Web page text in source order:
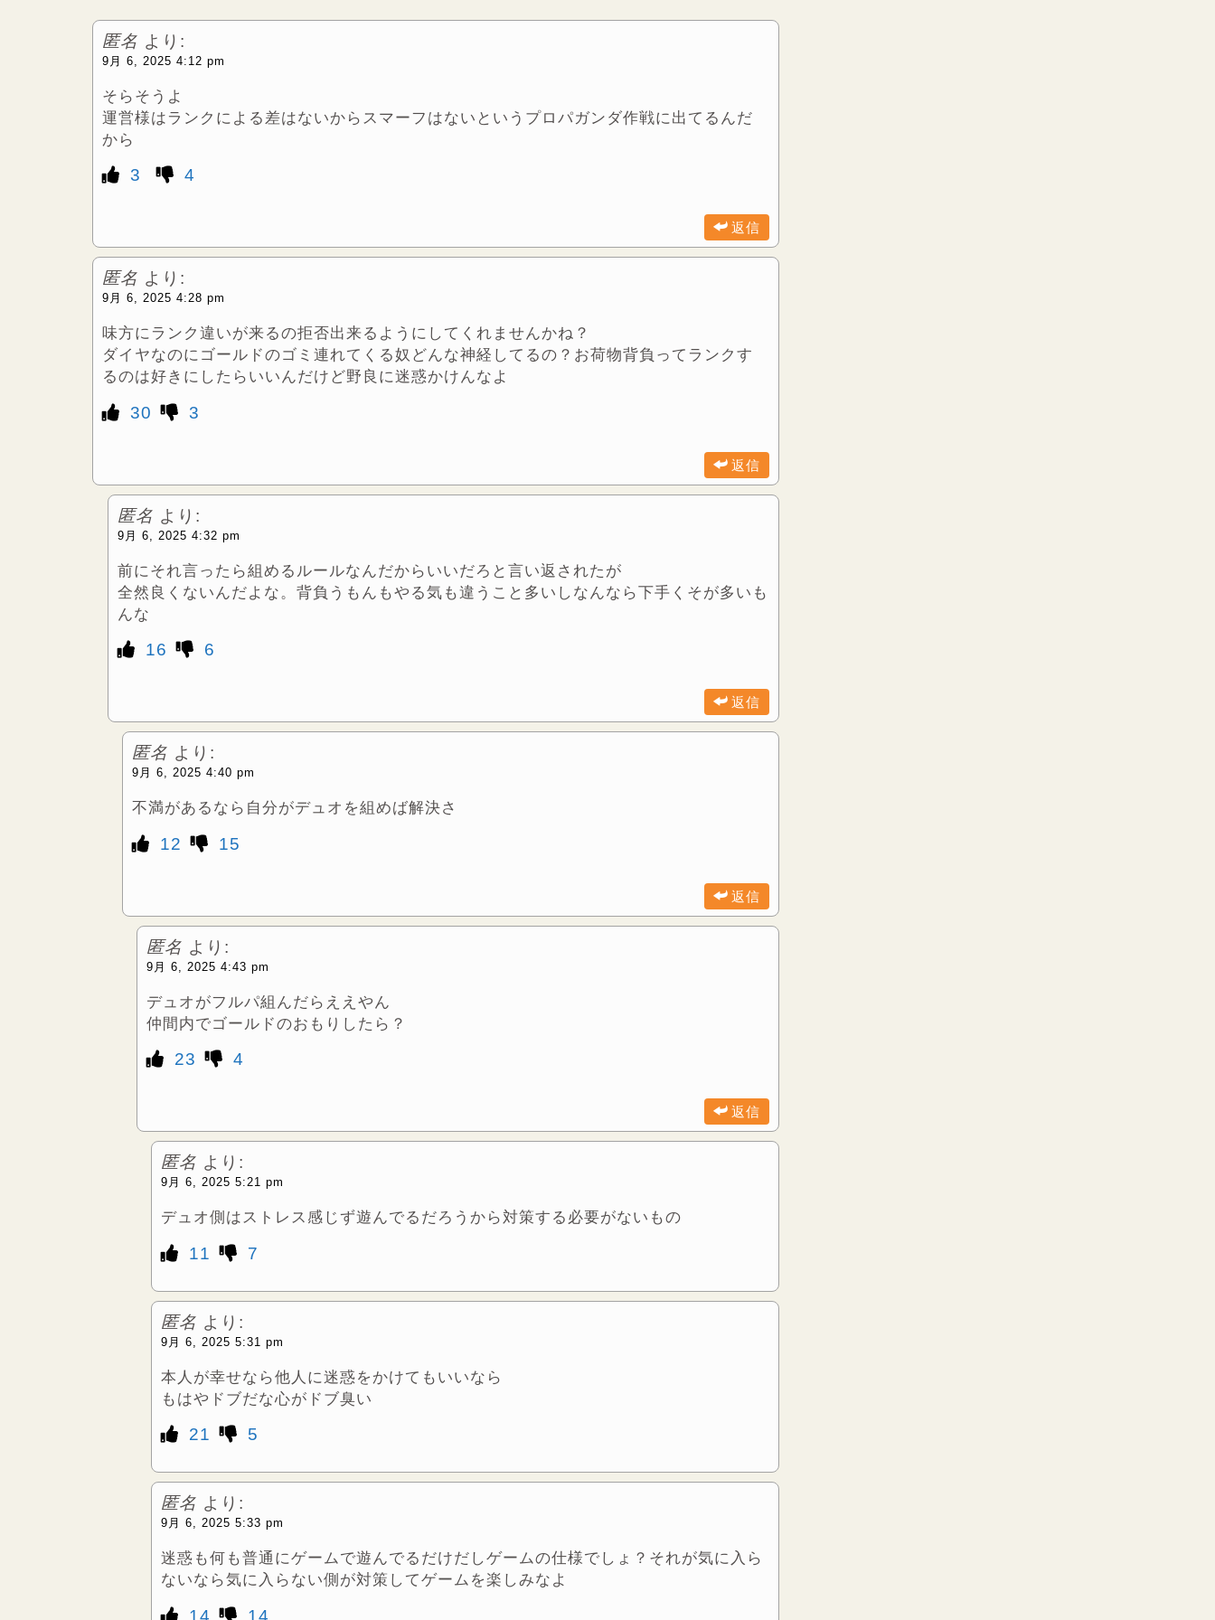
匿名 より:
9月 6, 2025 4:12 pm
そらそうよ
運営様はランクによる差はないからスマーフはないというプロパガンダ作戦に出てるんだ
から
3 4
返信
匿名 より:
9月 6, 2025 4:28 pm
味方にランク違いが来るの拒否出来るようにしてくれませんかね？
ダイヤなのにゴールドのゴミ連れてくる奴どんな神経してるの？お荷物背負ってランクす
るのは好きにしたらいいんだけど野良に迷惑かけんなよ
30 3
返信
匿名 より:
9月 6, 2025 4:32 pm
前にそれ言ったら組めるルールなんだからいいだろと言い返されたが
全然良くないんだよな。背負うもんもやる気も違うこと多いしなんなら下手くそが多いも
んな
16 6
返信
匿名 より:
9月 6, 2025 4:40 pm
不満があるなら自分がデュオを組めば解決さ
12 15
返信
匿名 より:
9月 6, 2025 4:43 pm
デュオがフルパ組んだらええやん
仲間内でゴールドのおもりしたら？
23 4
返信
匿名 より:
9月 6, 2025 5:21 pm
デュオ側はストレス感じず遊んでるだろうから対策する必要がないもの
11 7
匿名 より:
9月 6, 2025 5:31 pm
本人が幸せなら他人に迷惑をかけてもいいなら
もはやドブだな心がドブ臭い
21 5
匿名 より:
9月 6, 2025 5:33 pm
迷惑も何も普通にゲームで遊んでるだけだしゲームの仕様でしょ？それが気に入ら
ないなら気に入らない側が対策してゲームを楽しみなよ
14 14